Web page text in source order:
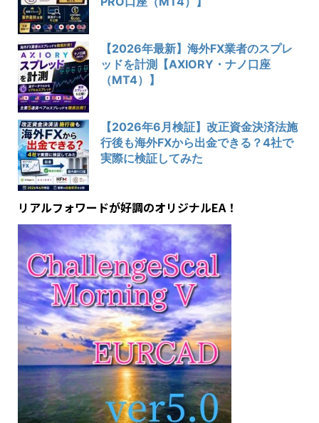
【2026年最新】海外FX業者のスプレ
ッドを計測【AXIORY・ナノ口座
（MT4）】
【2026年6月検証】改正資金決済法施
行後も海外FXから出金できる？4社で
実際に検証してみた
リアルフォワードが好調のオリジナルEA！